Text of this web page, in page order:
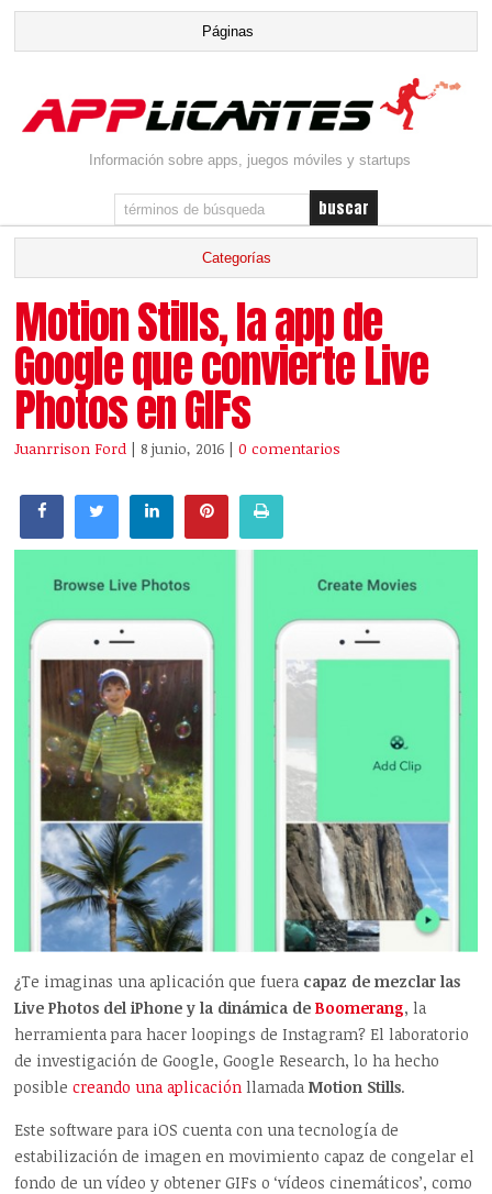
Información sobre apps, juegos móviles y startups
Motion Stills, la app de
Google que convierte Live
Photos en GIFs
Juanrrison Ford | 8 junio, 2016 |0 comentarios
¿Te imaginas una aplicación que fuera capaz de mezclar las
Live Photos del iPhone y la dinámica deBoomerang, la
herramienta para hacer loopings de Instagram? El laboratorio
de investigación de Google, Google Research, lo ha hecho
posiblecreando una aplicación llamadaMotion Stills.
Este software para iOS cuenta con una tecnología de
estabilización de imagen en movimiento capaz de congelar el
fondo de un vídeo y obtener GIFs o ‘vídeos cinemáticos’, como